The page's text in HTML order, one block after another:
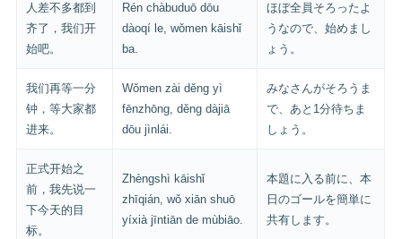
人差不多都到
齐了，我们开
始吧。
Rén chàbuduō dōu
dàoqí le, wǒmen kāishǐ
ba.
ほぼ全員そろったよ
うなので、始めまし
ょう。
我们再等一分
钟，等大家都
进来。
Wǒmen zài děng yì
fēnzhōng, děng dàjiā
dōu jìnlái.
みなさんがそろうま
で、あと1分待ちま
しょう。
正式开始之
前，我先说一
下今天的目
标。
Zhèngshì kāishǐ
zhīqián, wǒ xiān shuō
yíxià jīntiān de mùbiāo.
本題に入る前に、本
日のゴールを簡単に
共有します。